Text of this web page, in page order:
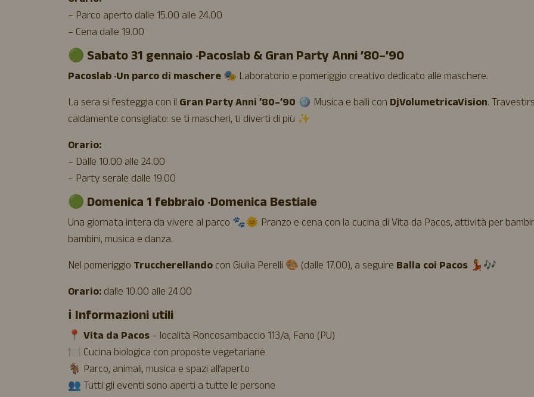
– Parco aperto dalle 15.00 alle 24.00
– Cena dalle 19.00
🟢 Sabato 31 gennaio · Pacoslab & Gran Party Anni ’80–’90
Pacoslab · Un parco di maschere🎭 Laboratorio e pomeriggio creativo dedicato alle maschere.
La sera si festeggia con il Gran Party Anni ’80–’90 🪩 Musica e balli con DjVolumetricaVision.
caldamente consigliato: se ti mascheri, ti diverti di più ✨
Orario:
– Dalle 10.00 alle 24.00
– Party serale dalle 19.00
🟢 Domenica 1 febbraio · Domenica Bestiale
Una giornata intera da vivere al parco 🐾🌞 Pranzo e cena con la cucina di Vita da Pacos, attività per
bambini, musica e danza.
Nel pomeriggio Truccherellandocon Giulia Perelli 🎨 (dalle 17.00), a seguire Balla coi Pacos 💃🎶
Orario:dalle 10.00 alle 24.00
ℹ️ Informazioni utili
📍 Vita da Pacos– località Roncosambaccio 113/a, Fano (PU)
🍽️ Cucina biologica con proposte vegetariane
🐐 Parco, animali, musica e spazi all’aperto
👥 Tutti gli eventi sono aperti a tutte le persone